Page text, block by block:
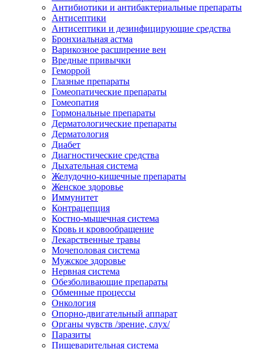
Антибиотики и антибактериальные препараты
Антисептики
Антисептики и дезинфицирующие средства
Бронхиальная астма
Варикозное расширение вен
Вредные привычки
Геморрой
Глазные препараты
Гомеопатические препараты
Гомеопатия
Гормональные препараты
Дерматологические препараты
Дерматология
Диабет
Диагностические средства
Дыхательная система
Желудочно-кишечные препараты
Женское здоровье
Иммунитет
Контрацепция
Костно-мышечная система
Кровь и кровообращение
Лекарственные травы
Мочеполовая система
Мужское здоровье
Нервная система
Обезболивающие препараты
Обменные процессы
Онкология
Опорно-двигательный аппарат
Органы чувств /зрение, слух/
Паразиты
Пищеварительная система